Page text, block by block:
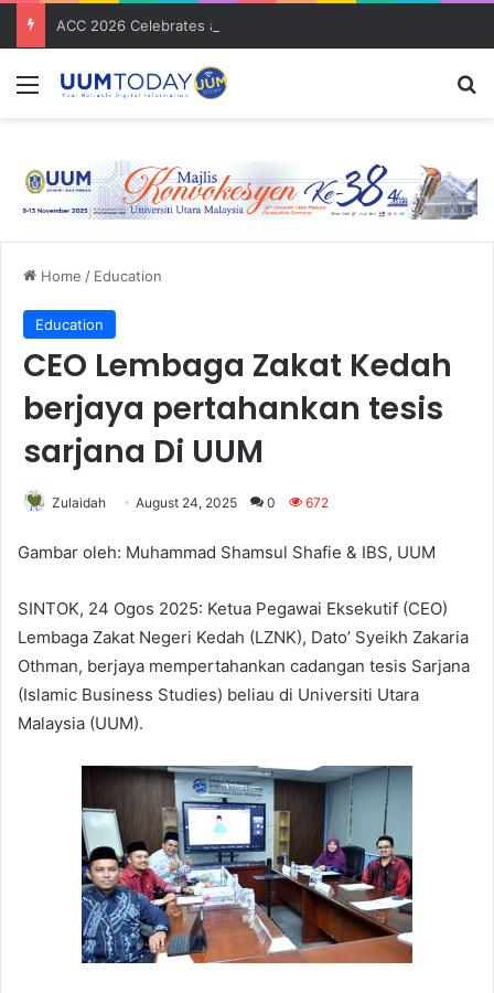
Menu
Home / Education
Education
CEO Lembaga Zakat Kedah
berjaya pertahankan tesis
sarjana Di UUM
Zulaidah August 24, 2025 0 672
Gambar oleh: Muhammad Shamsul Shafie & IBS, UUM
SINTOK, 24 Ogos 2025: Ketua Pegawai Eksekutif (CEO)
Lembaga Zakat Negeri Kedah (LZNK), Dato’ Syeikh Zakaria
Othman, berjaya mempertahankan cadangan tesis Sarjana
(Islamic Business Studies) beliau di Universiti Utara
Malaysia (UUM).